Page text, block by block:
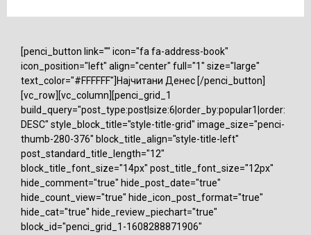
[penci_button link="" icon="fa fa-address-book"
icon_position="left" align="center" full="1" size="large"
text_color="#FFFFFF"]Најчитани Денес [/penci_button]
[vc_row][vc_column][penci_grid_1
build_query="post_type:post|size:6|order_by:popular1|order:
DESC" style_block_title="style-title-grid" image_size="penci-
thumb-280-376" block_title_align="style-title-left"
post_standard_title_length="12"
block_title_font_size="14px" post_title_font_size="12px"
hide_comment="true" hide_post_date="true"
hide_count_view="true" hide_icon_post_format="true"
hide_cat="true" hide_review_piechart="true"
block_id="penci_grid_1-1608288871906"